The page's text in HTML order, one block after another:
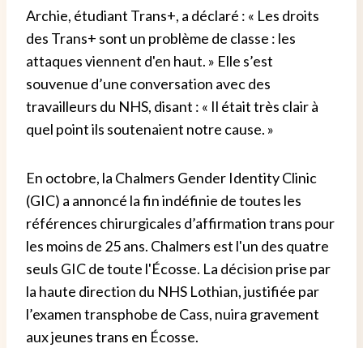
Archie, étudiant Trans+, a déclaré : « Les droits
des Trans+ sont un problème de classe : les
attaques viennent d'en haut. » Elle s’est
souvenue d’une conversation avec des
travailleurs du NHS, disant : « Il était très clair à
quel point ils soutenaient notre cause. »
En octobre, la Chalmers Gender Identity Clinic
(GIC) a annoncé la fin indéfinie de toutes les
références chirurgicales d’affirmation trans pour
les moins de 25 ans. Chalmers est l'un des quatre
seuls GIC de toute l'Écosse. La décision prise par
la haute direction du NHS Lothian, justifiée par
l’examen transphobe de Cass, nuira gravement
aux jeunes trans en Écosse.